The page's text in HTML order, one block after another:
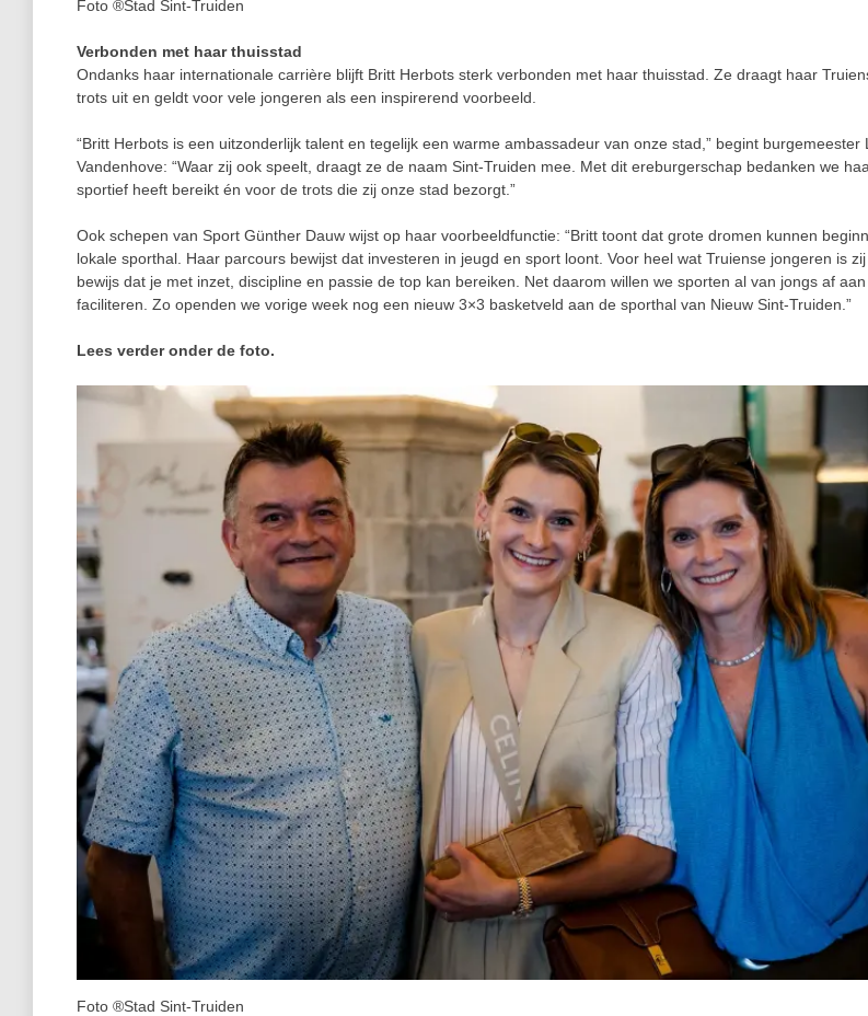
Foto ®Stad Sint-Truiden
Verbonden met haar thuisstad
Ondanks haar internationale carrière blijft Britt Herbots sterk verbonden met haar thuisstad. Ze draagt haar
trots uit en geldt voor vele jongeren als een inspirerend voorbeeld.
“Britt Herbots is een uitzonderlijk talent en tegelijk een warme ambassadeur van onze stad,” begint burgemeester
Vandenhove: “Waar zij ook speelt, draagt ze de naam Sint‑Truiden mee. Met dit ereburgerschap bedanken we
sportief heeft bereikt én voor de trots die zij onze stad bezorgt.”
Ook schepen van Sport Günther Dauw wijst op haar voorbeeldfunctie: “Britt toont dat grote dromen kunnen
lokale sporthal. Haar parcours bewijst dat investeren in jeugd en sport loont. Voor heel wat Truiense jongeren is
bewijs dat je met inzet, discipline en passie de top kan bereiken. Net daarom willen we sporten al van jongs af
faciliteren. Zo openden we vorige week nog een nieuw 3×3 basketveld aan de sporthal van Nieuw Sint-Truiden.”
Lees verder onder de foto.
Foto ®Stad Sint-Truiden